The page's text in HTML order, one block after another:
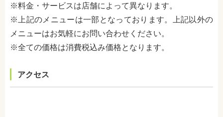
※料金・サービスは店舗によって異なります。
※上記のメニューは一部となっております。上記以外の
メニューはお気軽にお問い合わせください。
※全ての価格は消費税込み価格となります。
アクセス